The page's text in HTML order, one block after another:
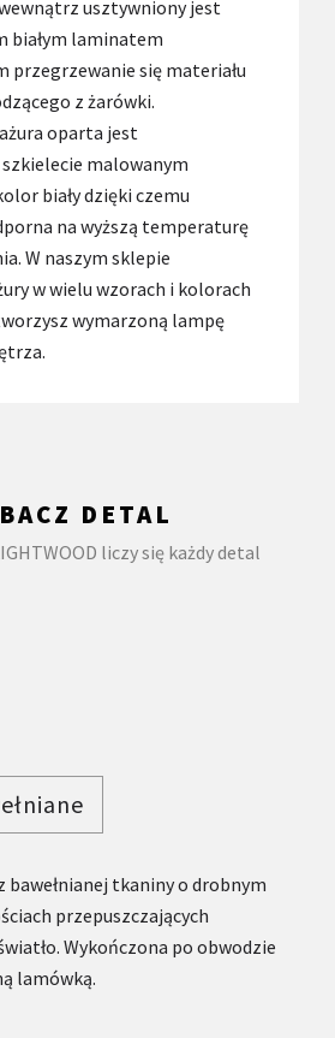
usztywniony jest
białym laminatem
przegrzewanie się materiału
z żarówki.
oparta jest
malowanym
biały dzięki czemu
na wyższą temperaturę
W naszym sklepie
w wielu wzorach i kolorach
wymarzoną lampę
DETAL
liczy się każdy detal
bawełnianej tkaniny o drobnym
przepuszczających
Wykończona po obwodzie
lamówką.